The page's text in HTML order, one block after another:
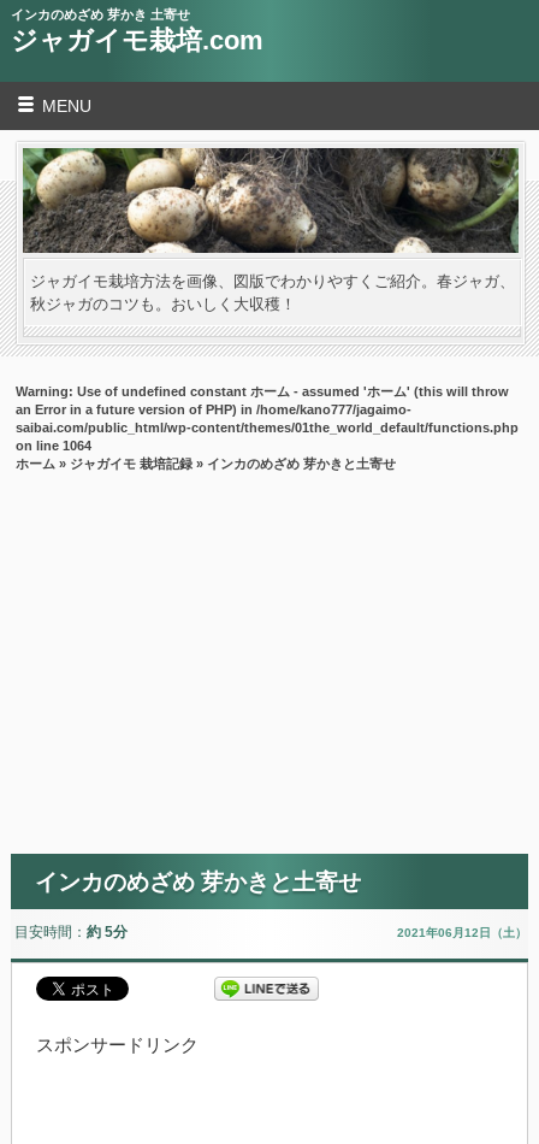
インカのめざめ 芽かき 土寄せ
ジャガイモ栽培.com
MENU
ジャガイモ栽培方法を画像、図版でわかりやすくご紹介。春ジャガ、
秋ジャガのコツも。おいしく大収穫！
Warning: Use of undefined constant ホーム - assumed 'ホーム' (this will throw
an Error in a future version of PHP) in/home/kano777/jagaimo-
saibai.com/public_html/wp-content/themes/01the_world_default/functions.php
on line1064
ホーム » ジャガイモ 栽培記録 » インカのめざめ 芽かきと土寄せ
インカのめざめ 芽かきと土寄せ
目安時間： 約 5分 2021年06月12日（土）
スポンサードリンク